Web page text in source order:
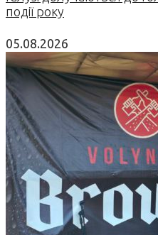
події року
05.08.2026